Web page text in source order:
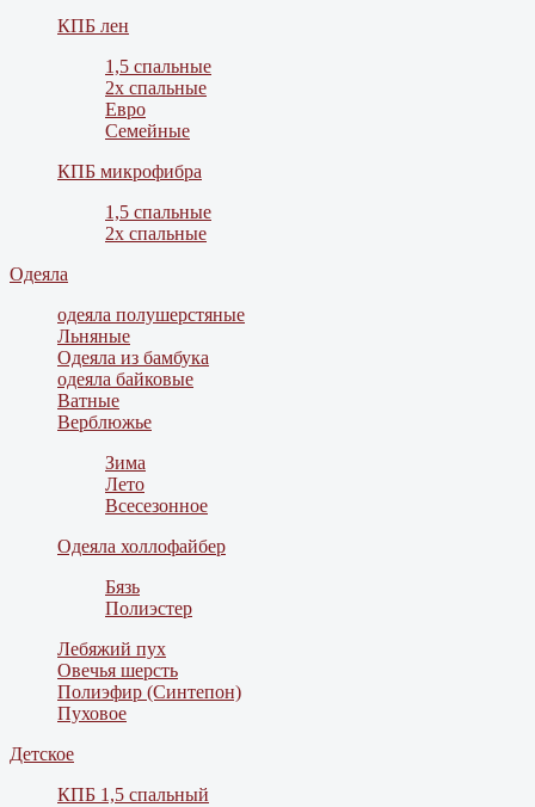
КПБ лен
1,5 спальные
2х спальные
Евро
Семейные
КПБ микрофибра
1,5 спальные
2х спальные
Одеяла
одеяла полушерстяные
Льняные
Одеяла из бамбука
одеяла байковые
Ватные
Верблюжье
Зима
Лето
Всесезонное
Одеяла холлофайбер
Бязь
Полиэстер
Лебяжий пух
Овечья шерсть
Полиэфир (Синтепон)
Пуховое
Детское
КПБ 1,5 спальный